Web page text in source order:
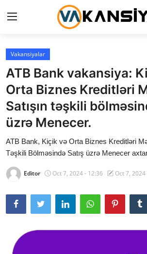
Login
Ana səhifə
Vakansiyalar
Maliyyə
Əlaqə
Xəbərlər
Vakansiyalar
ATB Bank vakansiya:
Orta Biznes Kreditləri
Satışın təşkili
üzrə Menecer.
ATB Bank, Kiçik və Orta Biznes Kreditləri
Təşkili Bölməsində Satış üzrə Menecer
Editor Oct 7, 2024 - 12:36 Oct 7,